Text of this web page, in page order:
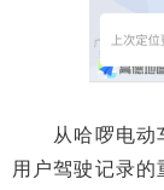
从哈啰电动车
用户驾驶记录